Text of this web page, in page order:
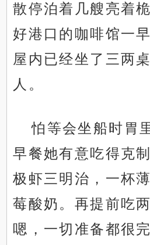
散停泊着几艘亮着
好港口的咖啡馆一
屋内已经坐了三两
人。
怕等会坐船时胃
早餐她有意吃得克
极虾三明治，一杯
莓酸奶。再提前吃
嗯，一切准备都很完